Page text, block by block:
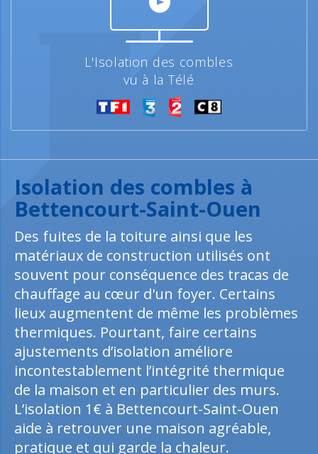
L'Isolation des combles
vu à la Télé
Isolation des combles à
Bettencourt-Saint-Ouen
Des fuites de la toiture ainsi que les
matériaux de construction utilisés ont
souvent pour conséquence des tracas de
chauffage au cœur d'un foyer. Certains
lieux augmentent de même les problèmes
thermiques. Pourtant, faire certains
ajustements d’isolation améliore
incontestablement l’intégrité thermique
de la maison et en particulier des murs.
L’isolation 1€ à Bettencourt-Saint-Ouen
aide à retrouver une maison agréable,
pratique et qui garde la chaleur.